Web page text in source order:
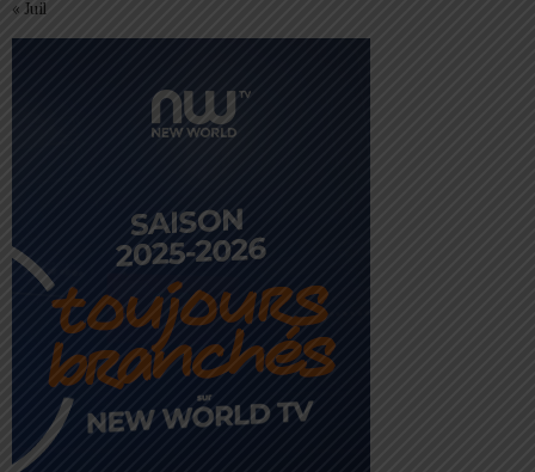
« Juil